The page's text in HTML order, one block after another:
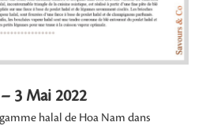
3 Mai 2022
halal de Hoa Nam dans